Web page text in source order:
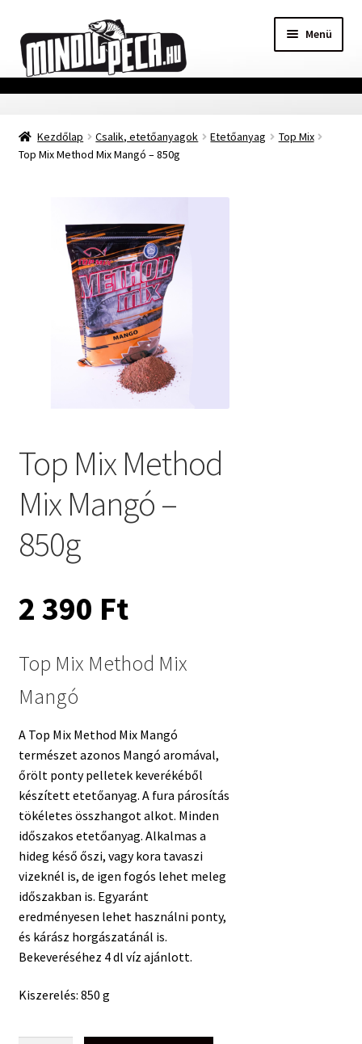
a
navigációhoz
a
tartalomba
Menü
Főoldal
Adatvédelmi nyilatkozat
Szállítási Információ
Kapcsolat
Mohosz Versenynaptár 2025
Kezdőlap Csalik, etetőanyagok Etetőanyag
Top Mix
Top Mix Method Mix Mangó – 850g
Top Mix Method
Mix Mangó –
850g
2 390 Ft
Top Mix Method Mix
Mangó
A Top Mix Method Mix Mangó
természet azonos Mangó aromával,
őrölt ponty pelletek keverékéből
készített etetőanyag. A fura párosítás
tökéletes összhangot alkot. Minden
időszakos etetőanyag. Alkalmas a
hideg késő őszi, vagy kora tavaszi
vizeknél is, de igen fogós lehet meleg
időszakban is. Egyaránt
eredményesen lehet használni ponty,
és kárász horgászatánál is.
Bekeveréséhez 4 dl víz ajánlott.
Kiszerelés: 850 g